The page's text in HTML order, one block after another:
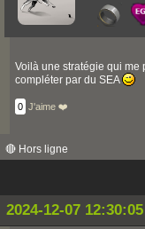
Voilà une stratégie qui me
compléter par du SEA
0 J'aime ❤️
🔴 Hors ligne
2024-12-07 12:30:05